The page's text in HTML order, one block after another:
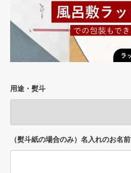
用途・熨斗
（熨斗紙の場合のみ）名入れのお名前